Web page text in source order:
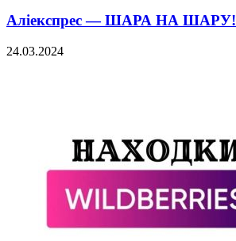
Аліекспрес — ШАРА НА ШАРУ!
24.03.2024